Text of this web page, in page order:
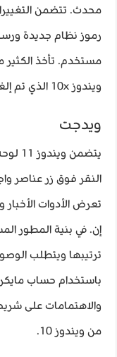
محدث. تتضمن
رموز نظام جديدة
مستخدم. تأخذ الكثير
ويندوز 10x الذي تم إلغاؤه الآن.
ويدجت
النقر فوق زر عناصر
تعرض الأدوات
إن. في بنية المطور
ترتيبها ويتطلب
باستخدام حساب
والاهتمامات على
من ويندوز 10.